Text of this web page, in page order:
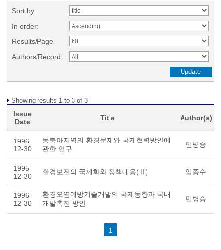
Sort by:
In order:
Results/Page
Authors/Record:
Showing results 1 to 3 of 3
Issue
Date
Title Author(s)
1996-
12-30
동북아지역의 환경문제와 국제협력방안에
관한 연구
민병승
1995-
12-30
환경보전의 국제화와 정책대응(Ⅱ) 임종수
1996-
12-30
환경오염예방기술개발의 국제동향과 국내
개발촉진 방안
민병승
1